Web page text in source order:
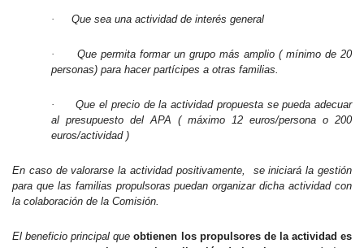
· Que sea una actividad de interés general
·
Que permita formar un grupo más amplio ( mínimo de 20
personas) para hacer partícipes a otras familias.
·
Que el precio de la actividad propuesta se pueda adecuar
al presupuesto del APA ( máximo 12 euros/persona o 200
euros/actividad )
En caso de valorarse la actividad positivamente, se iniciará la gestión
para que las familias propulsoras puedan organizar dicha actividad con
la colaboración de la Comisión.
El beneficio principal que obtienen los propulsores de la actividad es